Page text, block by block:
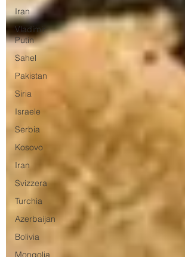
Iran
Vladimir
Putin
Sahel
Pakistan
Siria
Israele
Serbia
Kosovo
Iran
Svizzera
Turchia
Azerbaijan
Bolivia
Mongolia